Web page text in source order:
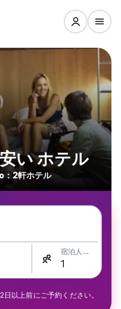
い ホテル
2軒ホテル
宿泊人数
以上前にご予約ください。